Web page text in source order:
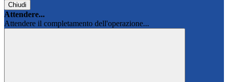
Chiudi
Attendere...
Attendere il completamento dell'operazione...